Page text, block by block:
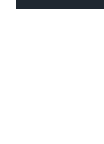
NEWSLETTER